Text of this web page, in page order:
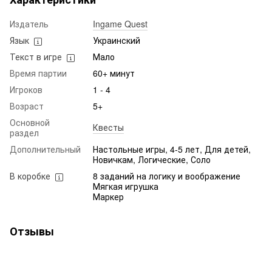
Издатель
Ingame Quest
Язык
Украинский
Текст в игре
Мало
Время партии
60+ минут
Игроков
1 - 4
Возраст
5+
Основной
раздел
Квесты
Дополнительный
Настольные игры, 4-5 лет, Для детей,
Новичкам, Логические, Соло
В коробке
8 заданий на логику и воображение
Мягкая игрушка
Маркер
Отзывы